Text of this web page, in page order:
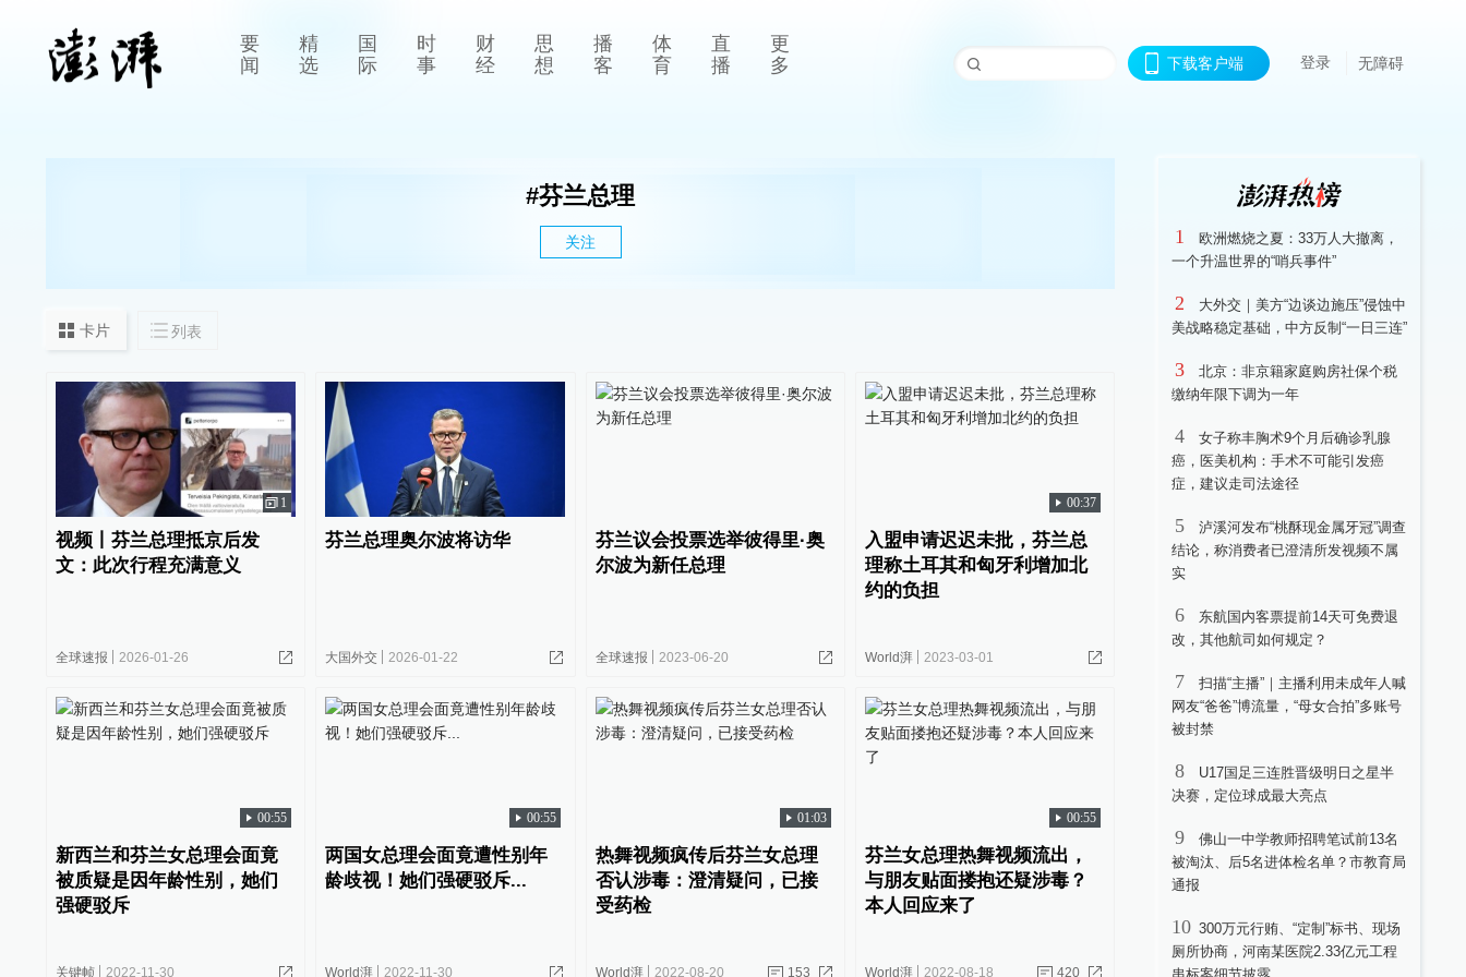
要
闻
精
选
国
际
时
事
财
经
思
想
播
客
体
育
直
播
更
多
下载客户端 登录 无障碍
#芬兰总理
关注
卡片 列表
1
视频丨芬兰总理抵京后发
文：此次行程充满意义
全球速报 2026-01-26
芬兰总理奥尔波将访华
大国外交 2026-01-22
芬兰议会投票选举彼得里·奥
尔波为新任总理
全球速报 2023-06-20
00:37
入盟申请迟迟未批，芬兰总
理称土耳其和匈牙利增加北
约的负担
World湃 2023-03-01
00:55
新西兰和芬兰女总理会面竟
被质疑是因年龄性别，她们
强硬驳斥
关键帧 2022-11-30
00:55
两国女总理会面竟遭性别年
龄歧视！她们强硬驳斥...
World湃 2022-11-30
01:03
热舞视频疯传后芬兰女总理
否认涉毒：澄清疑问，已接
受药检
World湃 2022-08-20 153
00:55
芬兰女总理热舞视频流出，
与朋友贴面搂抱还疑涉毒？
本人回应来了
World湃 2022-08-18 420
1
欧洲燃烧之夏：33万人大撤离，
一个升温世界的“哨兵事件”
2
大外交｜美方“边谈边施压”侵蚀中
美战略稳定基础，中方反制“一日三连”
3
北京：非京籍家庭购房社保个税
缴纳年限下调为一年
4
女子称丰胸术9个月后确诊乳腺
癌，医美机构：手术不可能引发癌
症，建议走司法途径
5
泸溪河发布“桃酥现金属牙冠”调查
结论，称消费者已澄清所发视频不属
实
6
东航国内客票提前14天可免费退
改，其他航司如何规定？
7
扫描“主播”｜主播利用未成年人喊
网友“爸爸”博流量，“母女合拍”多账号
被封禁
8
U17国足三连胜晋级明日之星半
决赛，定位球成最大亮点
9
佛山一中学教师招聘笔试前13名
被淘汰、后5名进体检名单？市教育局
通报
10 300万元行贿、“定制”标书、现场
厕所协商，河南某医院2.33亿元工程